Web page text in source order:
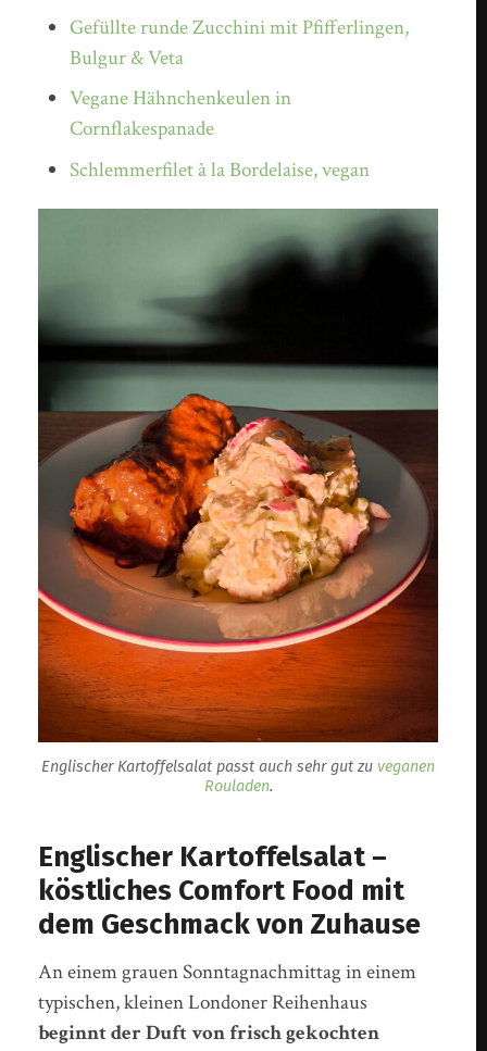
Gefüllte runde Zucchini mit Pfifferlingen,
Bulgur & Veta
Vegane Hähnchenkeulen in
Cornflakespanade
Schlemmerfilet à la Bordelaise, vegan
Englischer Kartoffelsalat passt auch sehr gut zu veganen
Rouladen.
Englischer Kartoffelsalat –
köstliches Comfort Food mit
dem Geschmack von Zuhause
An einem grauen Sonntagnachmittag in einem
typischen, kleinen Londoner Reihenhaus
beginnt der Duft von frisch gekochten